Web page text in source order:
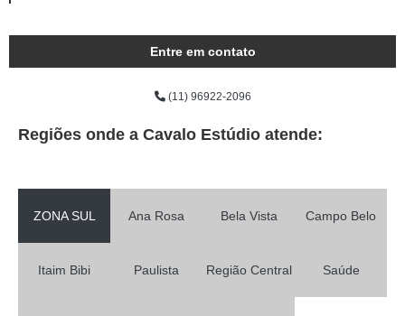
Entre em contato
(11) 96922-2096
Regiões onde a Cavalo Estúdio atende:
ZONA SUL Ana Rosa Bela Vista Campo Belo
Itaim Bibi Paulista Região Central Saúde